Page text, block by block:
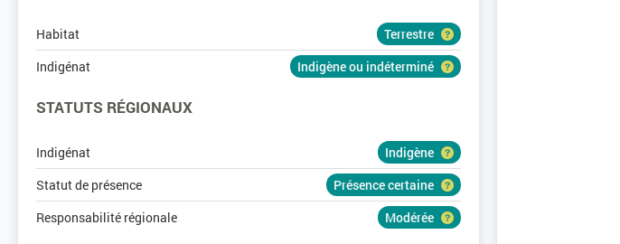
Habitat
Terrestre
Indigénat
Indigène ou indéterminé
STATUTS RÉGIONAUX
Indigénat
Indigène
Statut de présence
Présence certaine
Responsabilité régionale
Modérée